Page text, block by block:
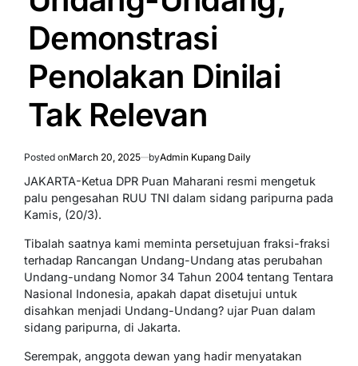
Demonstrasi
Penolakan Dinilai
Tak Relevan
Posted onMarch 20, 2025 byAdmin Kupang Daily
JAKARTA-Ketua DPR Puan Maharani resmi mengetuk
palu pengesahan RUU TNI dalam sidang paripurna pada
Kamis, (20/3).
Tibalah saatnya kami meminta persetujuan fraksi-fraksi
terhadap Rancangan Undang-Undang atas perubahan
Undang-undang Nomor 34 Tahun 2004 tentang Tentara
Nasional Indonesia, apakah dapat disetujui untuk
disahkan menjadi Undang-Undang? ujar Puan dalam
sidang paripurna, di Jakarta.
Serempak, anggota dewan yang hadir menyatakan